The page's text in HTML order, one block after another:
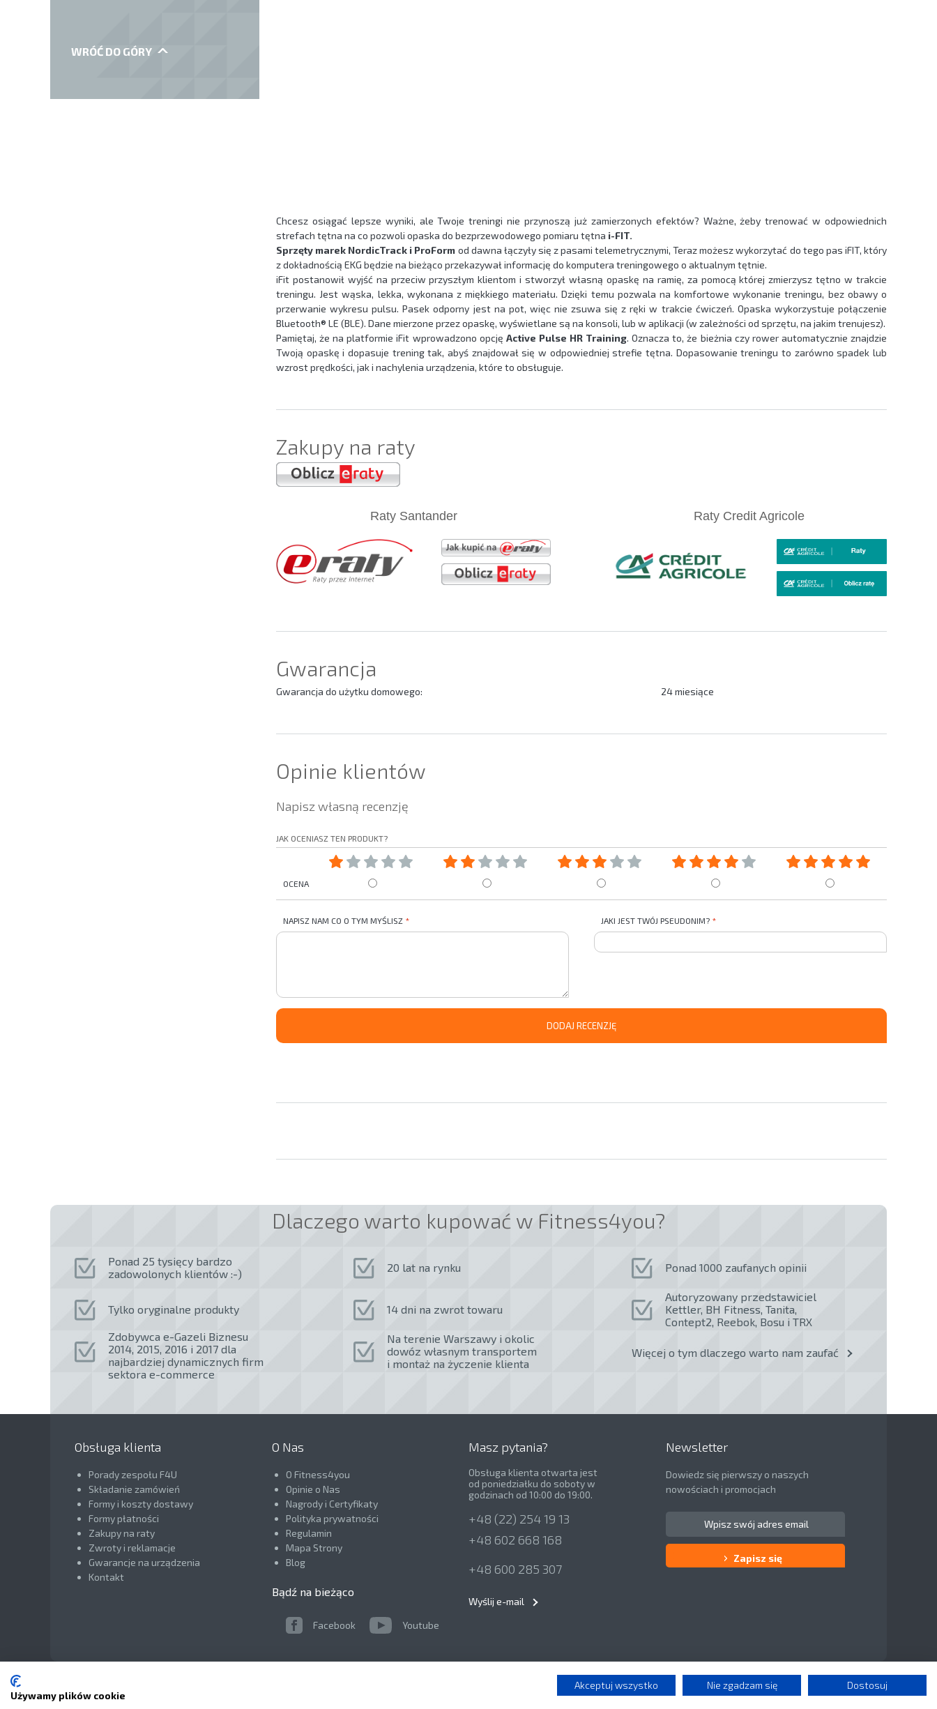
WRÓĆ DO GÓRY
Chcesz osiągać lepsze wyniki, ale Twoje treningi nie przynoszą już zamierzonych efektów? Ważne, żeby trenować w odpowiednich
strefach tętna na co pozwoli opaska do bezprzewodowego pomiaru tętna i-FIT.
Sprzęty marek NordicTrack i ProForm od dawna łączyły się z pasami telemetrycznymi, Teraz możesz wykorzytać do tego pas iFIT, który
z dokładnością EKG będzie na bieżąco przekazywał informację do komputera treningowego o aktualnym tętnie.
iFit postanowił wyjść na przeciw przyszłym klientom i stworzył własną opaskę na ramię, za pomocą której zmierzysz tętno w trakcie
treningu. Jest wąska, lekka, wykonana z miękkiego materiału. Dzięki temu pozwala na komfortowe wykonanie treningu, bez obawy o
przerwanie wykresu pulsu. Pasek odporny jest na pot, więc nie zsuwa się z ręki w trakcie ćwiczeń. Opaska wykorzystuje połączenie
Bluetooth® LE (BLE). Dane mierzone przez opaskę, wyświetlane są na konsoli, lub w aplikacji (w zależności od sprzętu, na jakim trenujesz).
Pamiętaj, że na platformie iFit wprowadzono opcję Active Pulse HR Training. Oznacza to, że bieżnia czy rower automatycznie znajdzie
Twoją opaskę i dopasuje trening tak, abyś znajdował się w odpowiedniej strefie tętna. Dopasowanie treningu to zarówno spadek lub
wzrost prędkości, jak i nachylenia urządzenia, które to obsługuje.
Zakupy na raty
Raty Santander Raty Credit Agricole
Gwarancja
Gwarancja do użytku domowego: 24 miesiące
Opinie klientów
Napisz własną recenzję
JAK OCENIASZ TEN PRODUKT?
OCENA
NAPISZ NAM CO O TYM MYŚLISZ JAKI JEST TWÓJ PSEUDONIM?
DODAJ RECENZJĘ
Dlaczego warto kupować w Fitness4you?
Ponad 25 tysięcy bardzo
zadowolonych klientów :-)
20 lat na rynku Ponad 1000 zaufanych opinii
Tylko oryginalne produkty 14 dni na zwrot towaru
Autoryzowany przedstawiciel
Kettler, BH Fitness, Tanita,
Contept2, Reebok, Bosu i TRX
Zdobywca e-Gazeli Biznesu
2014, 2015, 2016 i 2017 dla
najbardziej dynamicznych firm
sektora e-commerce
Na terenie Warszawy i okolic
dowóz własnym transportem
i montaż na życzenie klienta
Więcej o tym dlaczego warto nam zaufać
Newsletter
Dowiedz się pierwszy o naszych
nowościach i promocjach
Zapisz się
Obsługa klienta
Porady zespołu F4U
Składanie zamówień
Formy i koszty dostawy
Formy płatności
Zakupy na raty
Zwroty i reklamacje
Gwarancje na urządzenia
Kontakt
O Nas
O Fitness4you
Opinie o Nas
Nagrody i Certyfikaty
Polityka prywatności
Regulamin
Mapa Strony
Blog
Bądź na bieżąco
Facebook Youtube
Masz pytania?
Obsługa klienta otwarta jest
od poniedziałku do soboty w
godzinach od 10:00 do 19:00.
+48 (22) 254 19 13
+48 602 668 168
+48 600 285 307
Wyślij e-mail
Copyright © 2014 Dostawa Sprawdź nas
Używamy plików cookie
Akceptuj wszystko Nie zgadzam się Dostosuj